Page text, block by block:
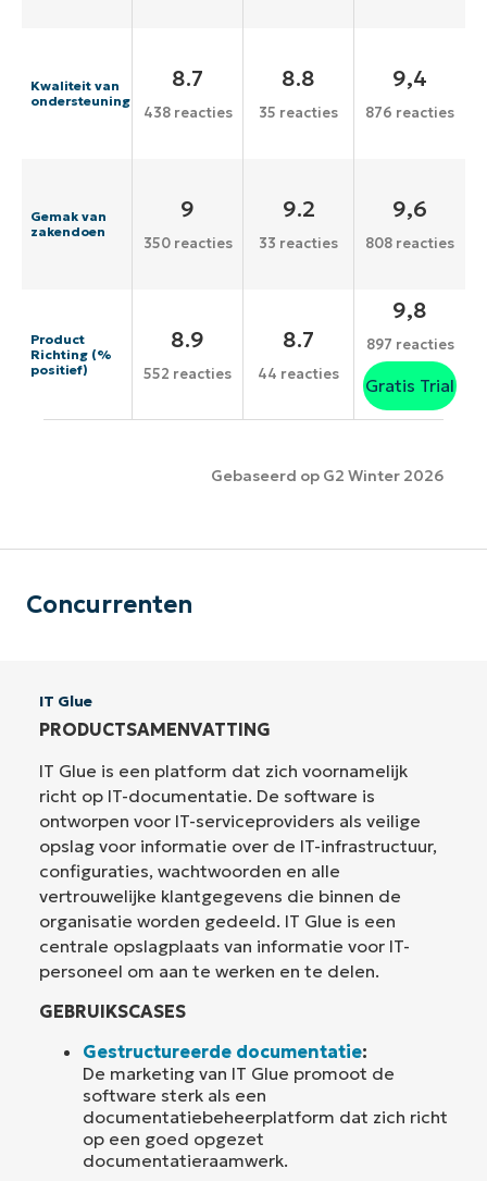
Kwaliteit van
ondersteuning
8.7
438 reacties
8.8
35 reacties
9,4
876 reacties
Gemak van
zakendoen
9
350 reacties
9.2
33 reacties
9,6
808 reacties
Product
Richting (%
positief)
8.9
552 reacties
8.7
44 reacties
9,8
897 reacties
Gratis Trial
Gebaseerd op G2 Winter 2026
Concurrenten
IT Glue
PRODUCTSAMENVATTING
IT Glue is een platform dat zich voornamelijk
richt op IT-documentatie. De software is
ontworpen voor IT-serviceproviders als veilige
opslag voor informatie over de IT-infrastructuur,
configuraties, wachtwoorden en alle
vertrouwelijke klantgegevens die binnen de
organisatie worden gedeeld. IT Glue is een
centrale opslagplaats van informatie voor IT-
personeel om aan te werken en te delen.
GEBRUIKSCASES
Gestructureerde documentatie:
De marketing van IT Glue promoot de
software sterk als een
documentatiebeheerplatform dat zich richt
op een goed opgezet
documentatieraamwerk.